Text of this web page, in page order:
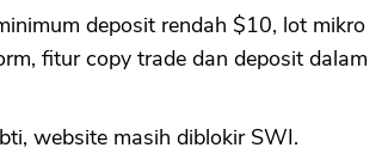
deposit rendah $10, lot mikro
fitur copy trade dan deposit dalam
website masih diblokir SWI.